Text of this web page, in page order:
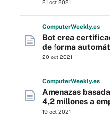
21 oct 2021
ComputerWeekly.es
Bot crea
de forma
20 oct 2021
ComputerWeekly.es
Amenazas
4,2 millones a
19 oct 2021